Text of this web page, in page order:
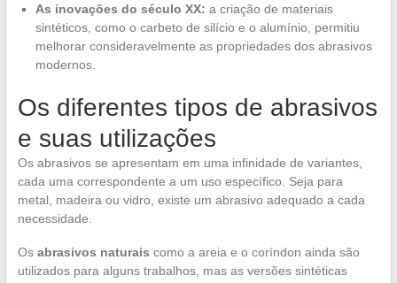
As inovações do século XX: a criação de materiais
sintéticos, como o carbeto de silício e o alumínio, permitiu
melhorar consideravelmente as propriedades dos abrasivos
modernos.
Os diferentes tipos de abrasivos
e suas utilizações
Os abrasivos se apresentam em uma infinidade de variantes,
cada uma correspondente a um uso específico. Seja para
metal, madeira ou vidro, existe um abrasivo adequado a cada
necessidade.
Os abrasivos naturais como a areia e o coríndon ainda são
utilizados para alguns trabalhos, mas as versões sintéticas